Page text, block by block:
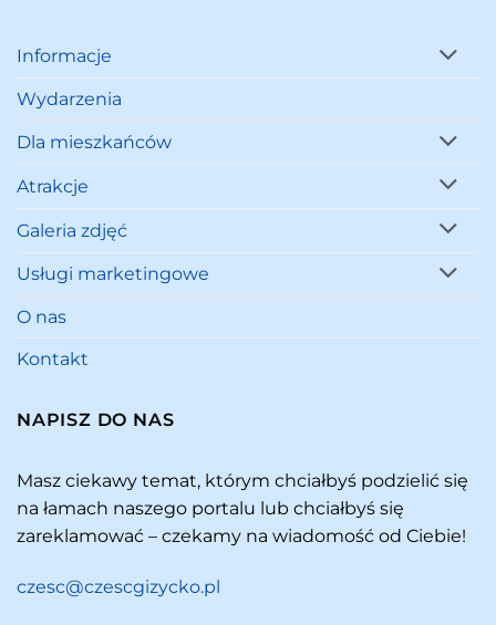
Informacje
Wydarzenia
Dla mieszkańców
Atrakcje
Galeria zdjęć
Usługi marketingowe
O nas
Kontakt
NAPISZ DO NAS
Masz ciekawy temat, którym chciałbyś podzielić się
na łamach naszego portalu lub chciałbyś się
zareklamować – czekamy na wiadomość od Ciebie!
czesc@czescgizycko.pl